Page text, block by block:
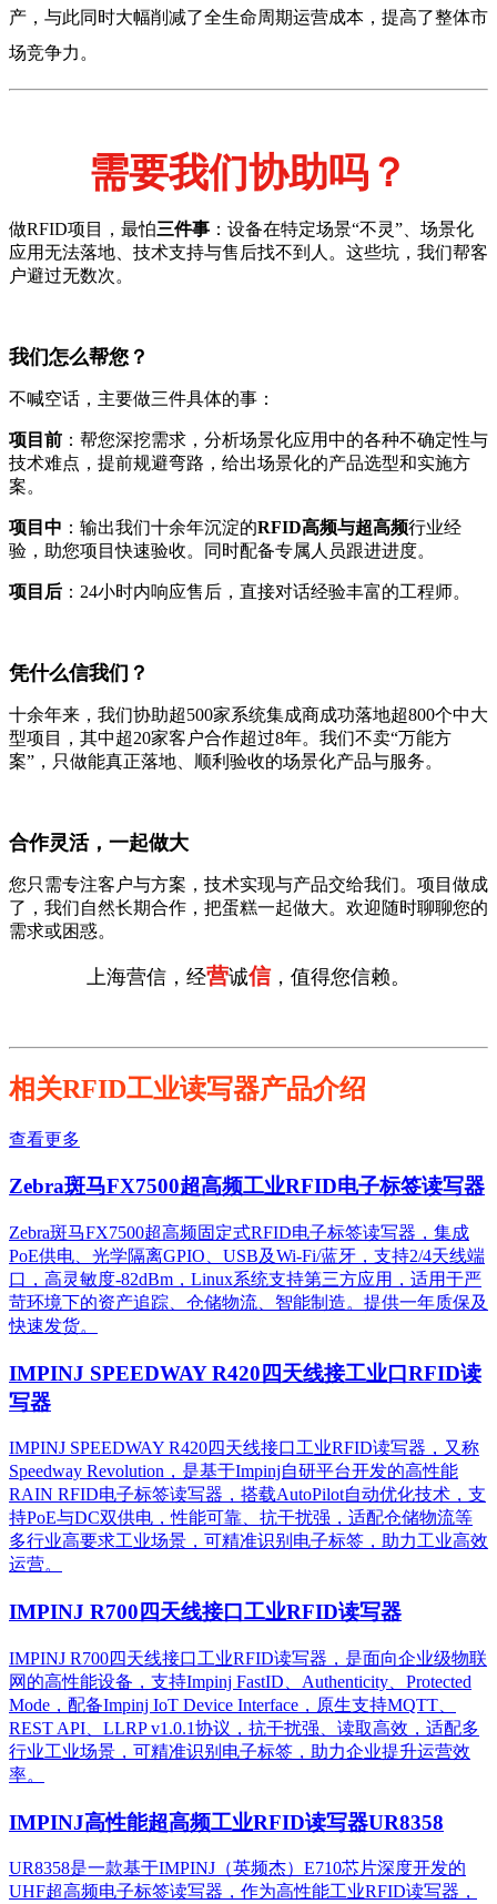
产，与此同时大幅削减了全生命周期运营成本，提高了整体市
场竞争力。
需要我们协助吗？
做RFID项目，最怕三件事 ：设备在特定场景“不灵”、场景化
应用无法落地、技术支持与售后找不到人。这些坑，我们帮客
户避过无数次。
我们怎么帮您？
不喊空话，主要做三件具体的事：
项目前 ：帮您深挖需求，分析场景化应用中的各种不确定性与
技术难点，提前规避弯路，给出场景化的产品选型和实施方
案。
项目中 ：输出我们十余年沉淀的RFID高频与超高频行业经
验，助您项目快速验收。同时配备专属人员跟进进度。
项目后 ：24小时内响应售后，直接对话经验丰富的工程师。
凭什么信我们？
十余年来，我们协助超500家系统集成商成功落地超800个中大
型项目，其中超20家客户合作超过8年。我们不卖“万能方
案”，只做能真正落地、顺利验收的场景化产品与服务。
合作灵活，一起做大
您只需专注客户与方案，技术实现与产品交给我们。项目做成
了，我们自然长期合作，把蛋糕一起做大。欢迎随时聊聊您的
需求或困惑。
上海营信，经营诚信，值得您信赖。
相关RFID工业读写器产品介绍
查看更多
Zebra斑马FX7500超高频工业RFID电子标签读写器
Zebra斑马FX7500超高频固定式RFID电子标签读写器，集成
PoE供电、光学隔离GPIO、USB及Wi-Fi/蓝牙，支持2/4天线端
口，高灵敏度-82dBm，Linux系统支持第三方应用，适用于严
苛环境下的资产追踪、仓储物流、智能制造。提供一年质保及
快速发货。
IMPINJ SPEEDWAY R420四天线接工业口RFID读
写器
IMPINJ SPEEDWAY R420四天线接口工业RFID读写器，又称
Speedway Revolution，是基于Impinj自研平台开发的高性能
RAIN RFID电子标签读写器，搭载AutoPilot自动优化技术，支
持PoE与DC双供电，性能可靠、抗干扰强，适配仓储物流等
多行业高要求工业场景，可精准识别电子标签，助力工业高效
运营。​
IMPINJ R700四天线接口工业RFID读写器
IMPINJ R700四天线接口工业RFID读写器，是面向企业级物联
网的高性能设备，支持Impinj FastID、Authenticity、Protected
Mode，配备Impinj IoT Device Interface，原生支持MQTT、
REST API、LLRP v1.0.1协议，抗干扰强、读取高效，适配多
行业工业场景，可精准识别电子标签，助力企业提升运营效
率。
IMPINJ高性能超高频工业RFID读写器UR8358
UR8358是一款基于IMPINJ（英频杰）E710芯片深度开发的
UHF超高频电子标签读写器，作为高性能工业RFID读写器，